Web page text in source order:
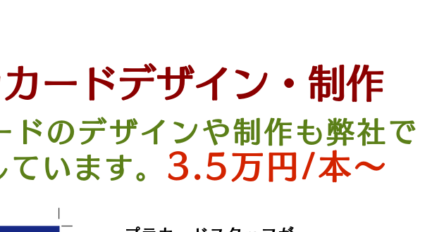
ードデザイン・制作
ドのデザインや制作も弊社で
ています。 3.5万円/本～